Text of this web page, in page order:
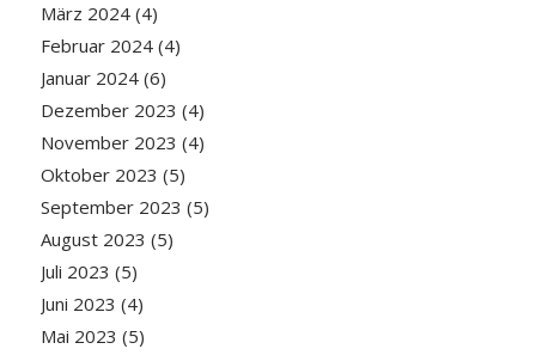
März 2024(4)
Februar 2024(4)
Januar 2024(6)
Dezember 2023 (4)
November 2023 (4)
Oktober 2023 (5)
September 2023 (5)
August 2023 (5)
Juli 2023 (5)
Juni 2023 (4)
Mai 2023 (5)